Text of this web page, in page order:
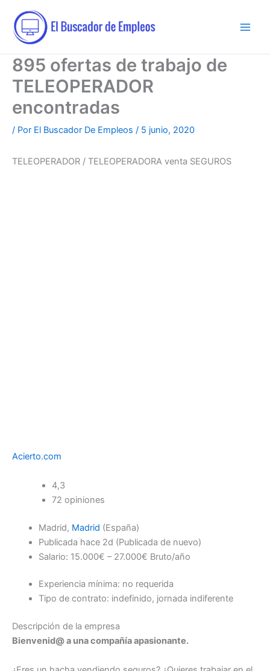
contenido
895 ofertas de trabajo de
TELEOPERADOR
encontradas
/ Por El Buscador De Empleos / 5 junio, 2020
TELEOPERADOR / TELEOPERADORA venta SEGUROS
Acierto.com
4,3
72 opiniones
Madrid, Madrid (España)
Publicada hace 2d (Publicada de nuevo)
Salario: 15.000€ – 27.000€ Bruto/año
Experiencia mínima: no requerida
Tipo de contrato: indefinido, jornada indiferente
Descripción de la empresa
Bienvenid@ a una compañía apasionante.